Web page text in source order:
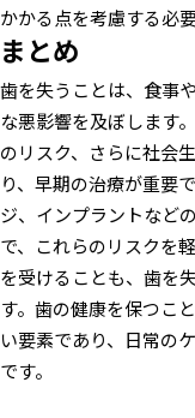
かかる点を考慮する必
まとめ
歯を失うことは、食事
な悪影響を及ぼします
のリスク、さらに社会
り、早期の治療が重要で
ジ、インプラントなど
で、これらのリスクを
を受けることも、歯を
す。歯の健康を保つこ
い要素であり、日常の
です。